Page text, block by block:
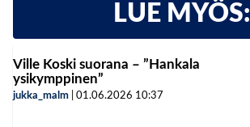
LUE MYÖS:
Ville Koski suorana – ”Hankala
ysikymppinen”
jukka_malm 01.06.2026 10:37